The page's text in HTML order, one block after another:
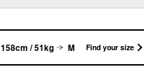
158cm / 51kg M Find your size